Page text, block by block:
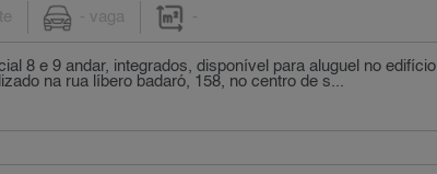
- vaga -
8 e 9 andar, integrados, disponível para aluguel no edifício
na rua líbero badaró, 158, no centro de s...